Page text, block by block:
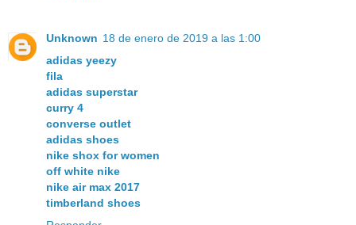
Unknown 18 de enero de 2019 a las 1:00
adidas yeezy
fila
adidas superstar
curry 4
converse outlet
adidas shoes
nike shox for women
off white nike
nike air max 2017
timberland shoes